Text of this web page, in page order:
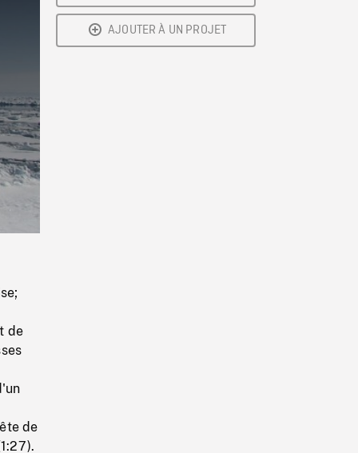
Rate
de
de
AJOUTER À UN PROJET